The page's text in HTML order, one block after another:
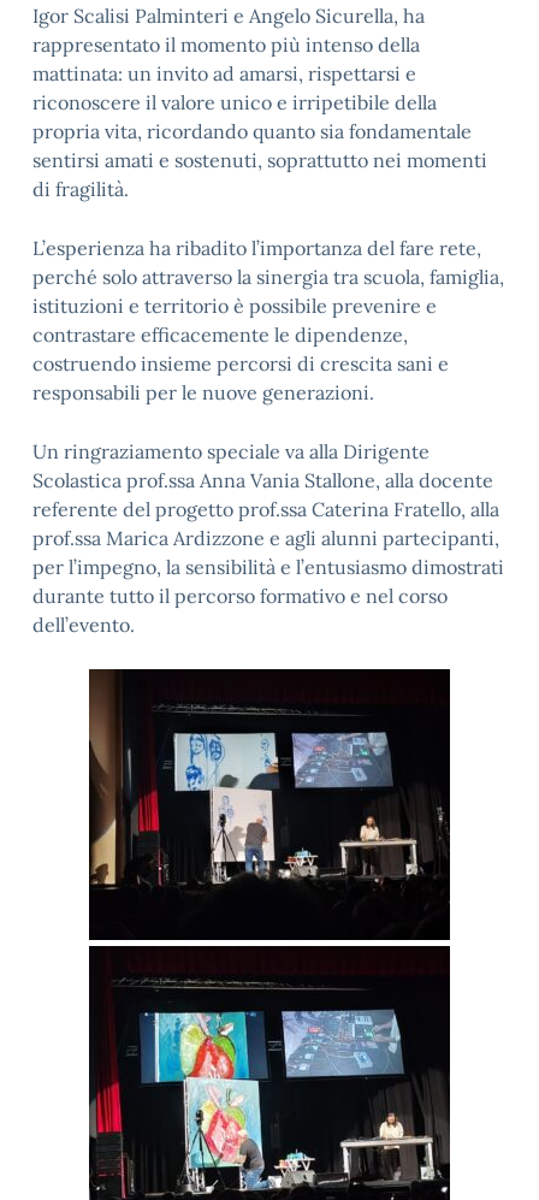
Igor Scalisi Palminteri e Angelo Sicurella, ha
rappresentato il momento più intenso della
mattinata: un invito ad amarsi, rispettarsi e
riconoscere il valore unico e irripetibile della
propria vita, ricordando quanto sia fondamentale
sentirsi amati e sostenuti, soprattutto nei momenti
di fragilità.
L’esperienza ha ribadito l’importanza del fare rete,
perché solo attraverso la sinergia tra scuola, famiglia,
istituzioni e territorio è possibile prevenire e
contrastare efficacemente le dipendenze,
costruendo insieme percorsi di crescita sani e
responsabili per le nuove generazioni.
Un ringraziamento speciale va alla Dirigente
Scolastica prof.ssa Anna Vania Stallone, alla docente
referente del progetto prof.ssa Caterina Fratello, alla
prof.ssa Marica Ardizzone e agli alunni partecipanti,
per l’impegno, la sensibilità e l’entusiasmo dimostrati
durante tutto il percorso formativo e nel corso
dell’evento.